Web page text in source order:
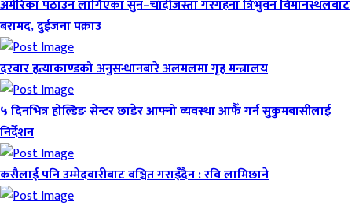
अमेरिका पठाउन लागिएका सुन–चाँदीजस्ता गरगहना त्रिभुवन विमानस्थलबाट
बरामद, दुईजना पक्राउ
दरबार हत्याकाण्डको अनुसन्धानबारे अलमलमा गृह मन्त्रालय
५ दिनभित्र होल्डिङ सेन्टर छाडेर आफ्नो व्यवस्था आफैँ गर्न सुकुमबासीलाई
निर्देशन
कसैलाई पनि उम्मेदवारीबाट वञ्चित गराइँदैन : रवि लामिछाने